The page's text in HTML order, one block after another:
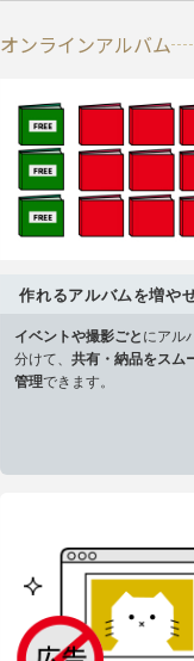
オンラインアルバム
作れるアルバムを増や
イベントや撮影ごと にアル
分けて、 共有・納品をスム
管理できます。